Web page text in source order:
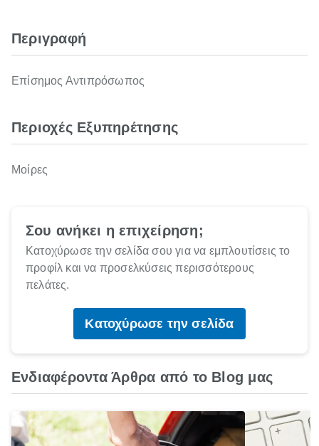
Περιγραφή
Επίσημος Αντιπρόσωπος
Περιοχές Εξυπηρέτησης
Μοίρες
Σου ανήκει η επιχείρηση;
Κατοχύρωσε την σελίδα σου για να εμπλουτίσεις το
προφίλ και να προσελκύσεις περισσότερους
πελάτες.
Κατοχύρωσε την σελίδα
Ενδιαφέροντα Άρθρα από το Blog μας